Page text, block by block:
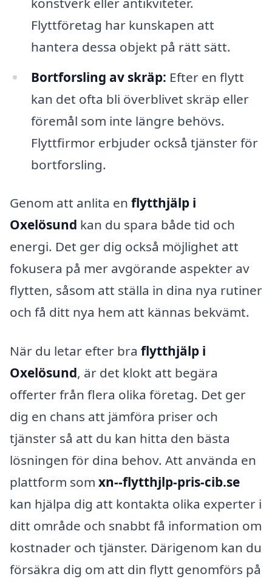
Flyttföretag har kunskapen att
hantera dessa objekt på rätt sätt.
Bortforsling av skräp: Efter en flytt
kan det ofta bli överblivet skräp eller
föremål som inte längre behövs.
Flyttfirmor erbjuder också tjänster för
bortforsling.
Genom att anlita en flytthjälp i
Oxelösund kan du spara både tid och
energi. Det ger dig också möjlighet att
fokusera på mer avgörande aspekter av
flytten, såsom att ställa in dina nya rutiner
och få ditt nya hem att kännas bekvämt.
När du letar efter bra flytthjälp i
Oxelösund, är det klokt att begära
offerter från flera olika företag. Det ger
dig en chans att jämföra priser och
tjänster så att du kan hitta den bästa
lösningen för dina behov. Att använda en
plattform som xn--flytthjlp-pris-cib.se
kan hjälpa dig att kontakta olika experter i
ditt område och snabbt få information om
kostnader och tjänster. Därigenom kan du
försäkra dig om att din flytt genomförs på